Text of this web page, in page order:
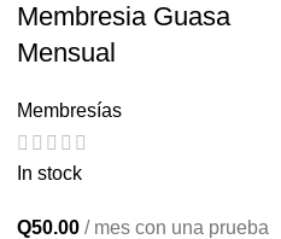
Membresia Guasa
Mensual
Membresías
In stock
Q50.00 / mes con una prueba